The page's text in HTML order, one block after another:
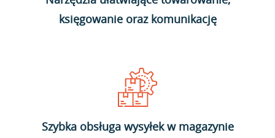
księgowanie oraz komunikację
Szybka obsługa wysyłek w magazynie